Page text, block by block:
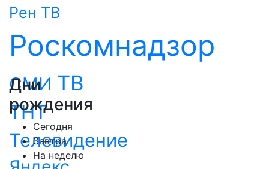
Рен ТВ
Роскомнадзор
СМИ ТВ
ТНТ
Телевидение
Дни
рождения
Сегодня
Завтра
На неделю